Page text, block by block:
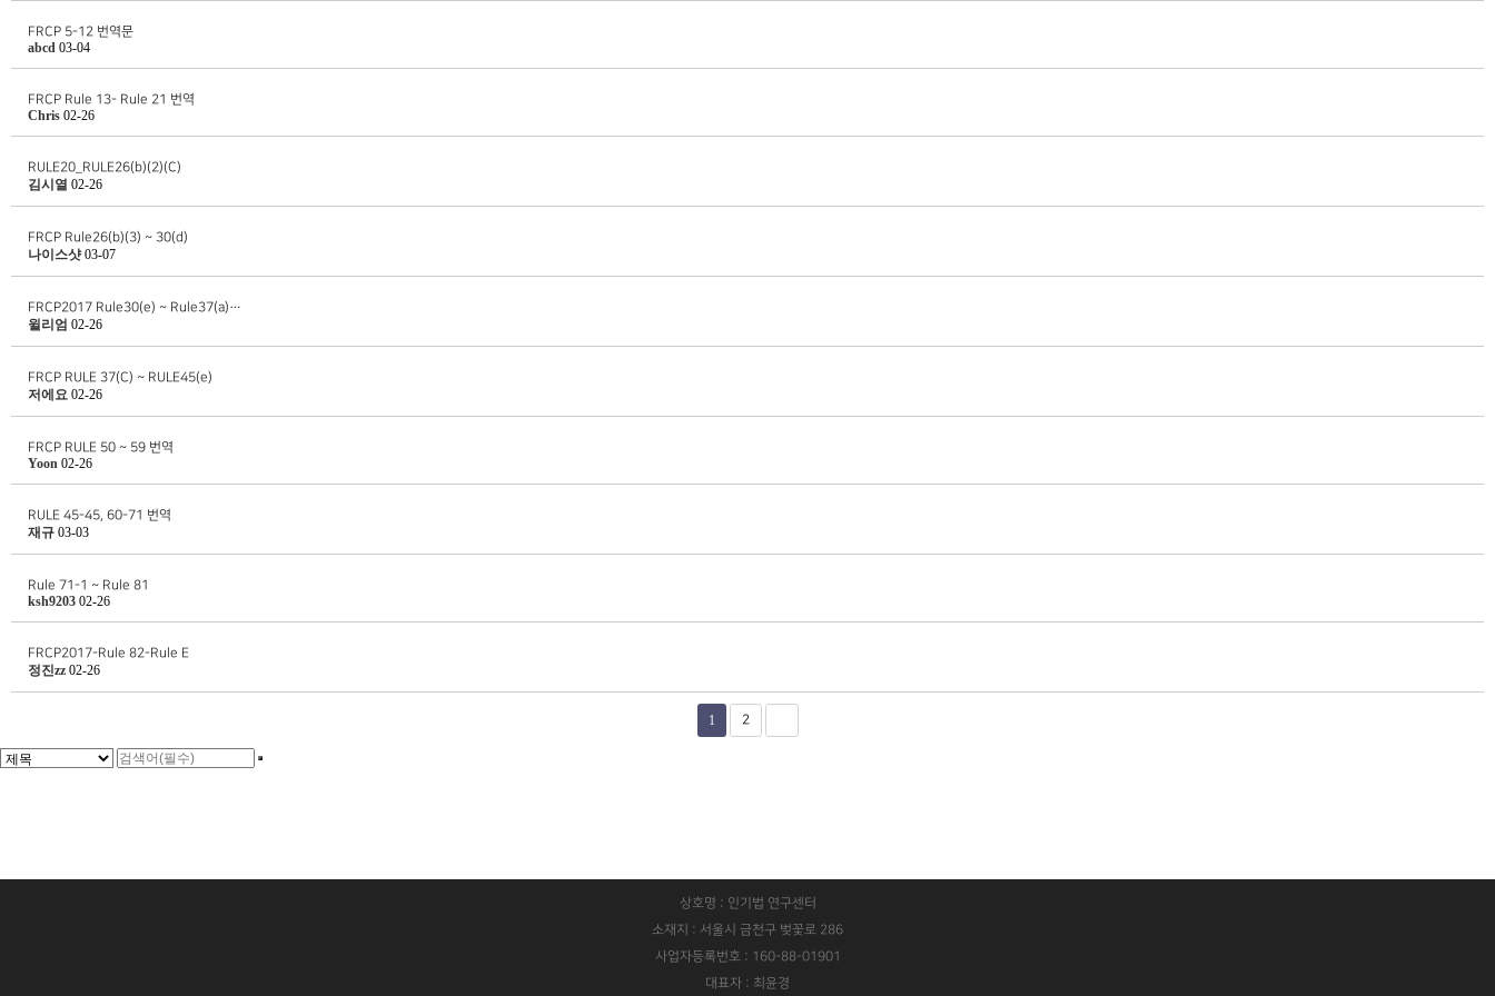
FRCP 5-12 번역문
abcd 03-04
FRCP Rule 13- Rule 21 번역
Chris 02-26
RULE20_RULE26(b)(2)(C)
김시열 02-26
FRCP Rule26(b)(3) ~ 30(d)
나이스샷 03-07
FRCP2017 Rule30(e) ~ Rule37(a)…
윌리엄 02-26
FRCP RULE 37(C) ~ RULE45(e)
저에요 02-26
FRCP RULE 50 ~ 59 번역
Yoon 02-26
RULE 45-45, 60-71 번역
재규 03-03
Rule 71-1 ~ Rule 81
ksh9203 02-26
FRCP2017-Rule 82-Rule E
정진zz 02-26
1 2
상호명 : 인기법 연구센터
소재지 : 서울시 금천구 벚꽃로 286
사업자등록번호 : 160-88-01901
대표자 : 최윤경